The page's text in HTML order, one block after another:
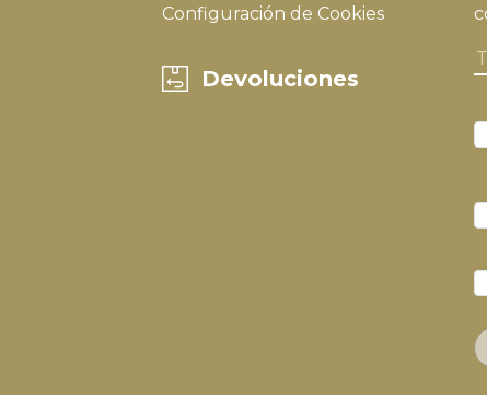
Configuración de Cookies
Devoluciones